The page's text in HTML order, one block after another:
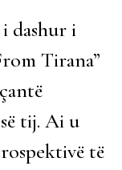
dashur i
Tirana”
tij. Ai u
të